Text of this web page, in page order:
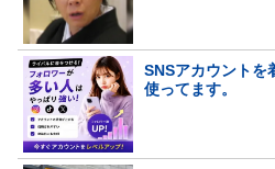
SNSアカウントを
使ってます。